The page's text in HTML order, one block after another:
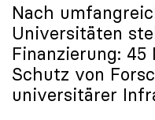
Nach
Universitäten
Finanzierung:
Schutz von
universitärer